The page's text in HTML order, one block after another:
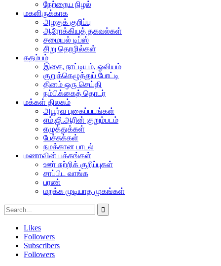
நேற்றைய நிழல்
மகளிருக்காக
அழகுக் குறிப்பு
ஆரோக்கியத் தகவல்கள்
சமையல் டிப்ஸ்
சிறு தொழில்கள்
கதம்பம்
இசை, நாட்டியம், ஓவியம்
குறுக்கெழுத்துப் போட்டி
தினம் ஒரு செய்தி
நம்பிக்கைத் தொடர்
மக்கள் திலகம்
அபூர்வ புகைப்படங்கள்
எம்.ஜி.ஆரின் குறும்படம்
எழுத்துக்கள்
பேச்சுக்கள்
நமக்கான பாடல்
மணாவின் பக்கங்கள்
ஊர் சுற்றிக் குறிப்புகள்
சாப்பிட வாங்க
பரண்
மறக்க முடியாத முகங்கள்
Likes
Followers
Subscribers
Followers